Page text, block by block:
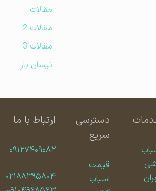
مقالات
مقالات 2
مقالات 3
نیسان بار
دسترسی
سریع
قیمت
اسباب
ارتباط با ما
۰۹۱۲۷۴۰۹۰۸۲
۰۲۱۸۸۳۹۵۸۰۴